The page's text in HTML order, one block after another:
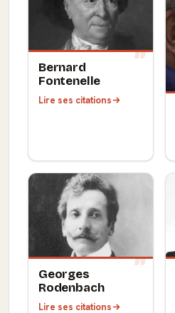
Bernard
Fontenelle
Lire ses citations
Georges
Rodenbach
Lire ses citations